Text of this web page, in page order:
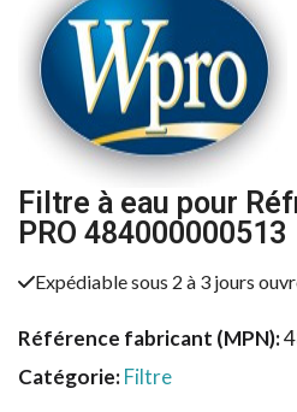
Filtre à eau pour
PRO 484000000513
Expédiable sous 2 à 3 jours
Référence fabricant (MPN)
Catégorie Filtre